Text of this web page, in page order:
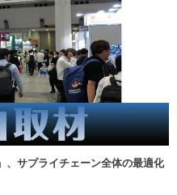
、サプライチェーン全体の最適化